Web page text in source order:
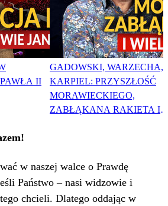
II
GADOWSKI, WARZECHA,
KARPIEL: PRZYSZŁOŚĆ
MORAWIECKIEGO,
ZABŁĄKANA RAKIETA I
w naszej walce o Prawdę
Państwo – nasi widzowie i
chcieli. Dlatego oddając w